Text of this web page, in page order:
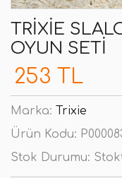
TRIXIE
OYUN SETI
253 TL
Marka: Trixie
Ürün Kodu:
Stok Durumu: